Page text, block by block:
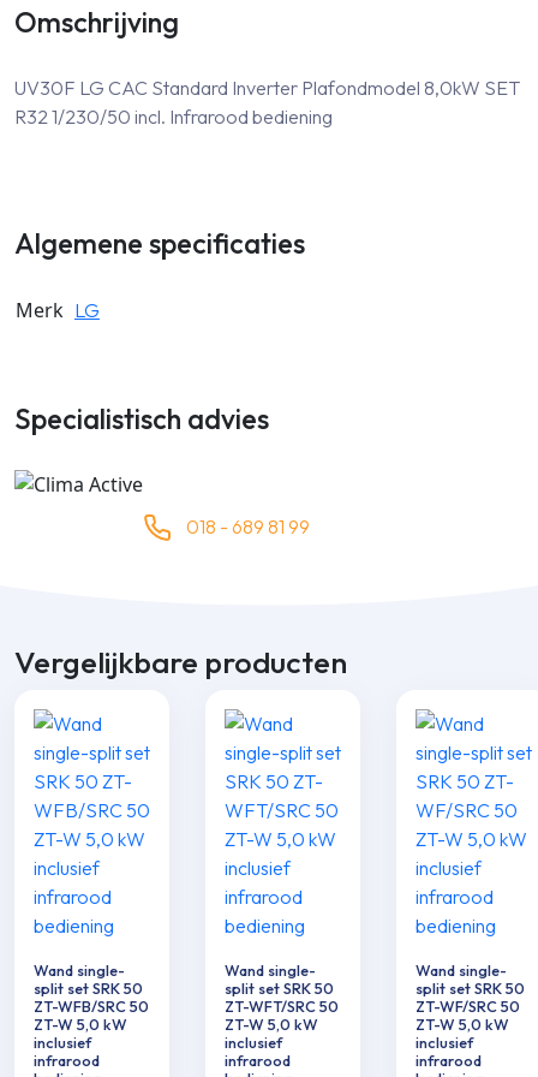
Omschrijving
UV30F LG CAC Standard Inverter Plafondmodel 8,0kW SET
R32 1/230/50 incl. Infrarood bediening
Algemene specificaties
Merk LG
Specialistisch advies
018 - 689 81 99
Vergelijkbare producten
Wand single-
split set SRK 50
ZT-WFB/SRC 50
ZT-W 5,0 kW
inclusief
infrarood
Wand single-
split set SRK 50
ZT-WFT/SRC 50
ZT-W 5,0 kW
inclusief
infrarood
Wand single-
split set SRK 50
ZT-WF/SRC 50
ZT-W 5,0 kW
inclusief
infrarood